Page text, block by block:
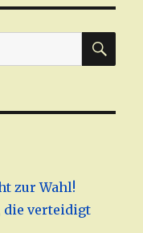
zur Wahl!
die verteidigt